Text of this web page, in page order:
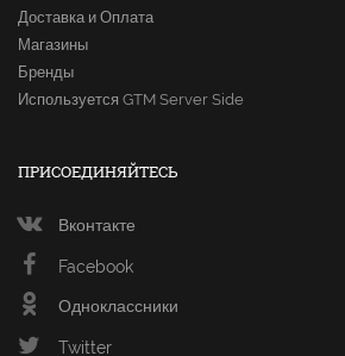
Доставка и Оплата
Магазины
Бренды
Используется GTM Server Side
ПРИСОЕДИНЯЙТЕСЬ
Вконтакте
Facebook
Одноклассники
Twitter